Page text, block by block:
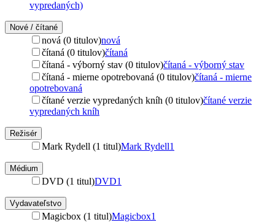
vypredaných)
Nové / čítané
nová (0 titulov)nová
čítaná (0 titulov)čítaná
čítaná - výborný stav (0 titulov)čítaná - výborný stav
čítaná - mierne opotrebovaná (0 titulov)čítaná - mierne
opotrebovaná
čítané verzie vypredaných kníh (0 titulov)čítané verzie
vypredaných kníh
Režisér
Mark Rydell (1 titul)Mark Rydell1
Médium
DVD (1 titul)DVD1
Vydavateľstvo
Magicbox (1 titul)Magicbox1